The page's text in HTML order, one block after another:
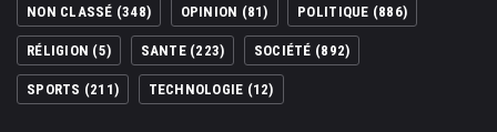
NON CLASSÉ (348) OPINION (81) POLITIQUE (886)
RÉLIGION (5) SANTE(223) SOCIÉTÉ (892)
SPORTS (211) TECHNOLOGIE (12)